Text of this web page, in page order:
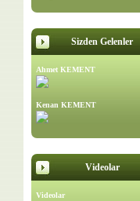
Sizden Gelenler
Ahmet KEMENT
Kenan KEMENT
Videolar
Videolar